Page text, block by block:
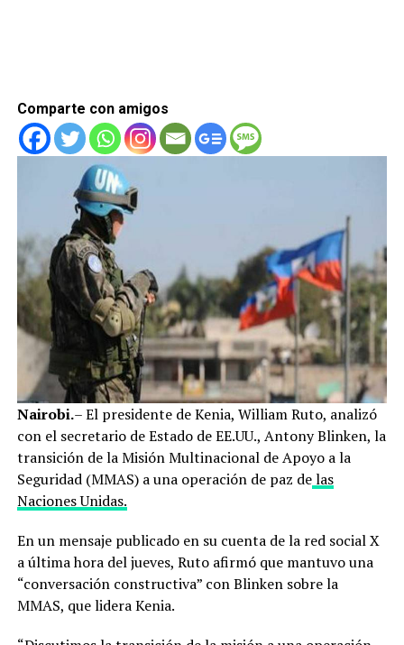
Comparte con amigos
Nairobi.– El presidente de Kenia, William Ruto, analizó
con el secretario de Estado de EE.UU., Antony Blinken, la
transición de la Misión Multinacional de Apoyo a la
Seguridad (MMAS) a una operación de paz delas
Naciones Unidas.
En un mensaje publicado en su cuenta de la red social X
a última hora del jueves, Ruto afirmó que mantuvo una
“conversación constructiva” con Blinken sobre la
MMAS, que lidera Kenia.